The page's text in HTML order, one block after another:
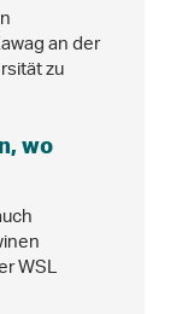
an der
zu
wo
WSL